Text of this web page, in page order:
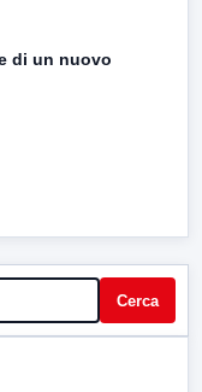
di un nuovo
Cerca